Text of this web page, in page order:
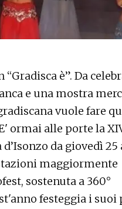
è”. Da
e una mostra
vuole fare
ormai alle porte la
da giovedì
maggiormente
sostenuta a 360°
festeggia i